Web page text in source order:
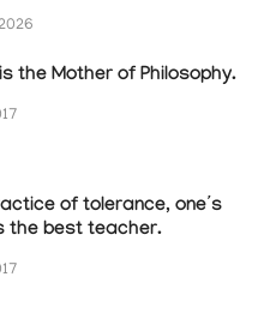
the Mother of Philosophy.
of tolerance, one’s
the best teacher.